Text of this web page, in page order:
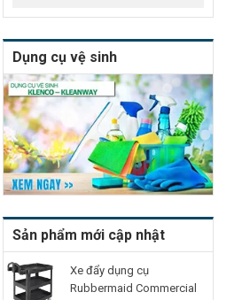
Dụng cụ vệ sinh
Sản phẩm mới cập nhật
Xe đẩy dụng cụ
Rubbermaid Commercial